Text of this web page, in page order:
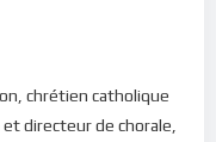
Dieu, nous avons
du monde
nous protège dans
8, 28). Mais pour
chrétien catholique
directeur de chorale,